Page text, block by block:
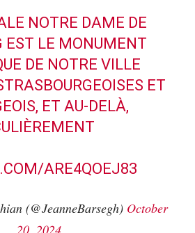
NOTRE DAME DE
EST LE MONUMENT
DE NOTRE VILLE
ET
ET AU-DELÀ,
ARE4QOEJ83
(@JeanneBarsegh) October
20, 2024